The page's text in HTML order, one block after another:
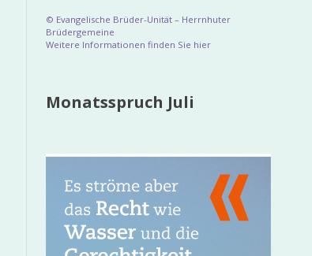
© Evangelische Brüder-Unität – Herrnhuter
Brüdergemeine
Weitere Informationen finden Sie hier
Monatsspruch Juli